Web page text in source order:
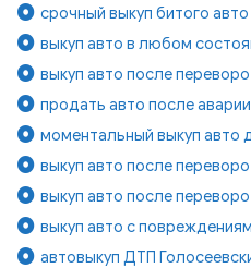
срочный выкуп битого
выкуп авто в любом
выкуп авто после
продать авто после
моментальный выкуп авто
выкуп авто после
выкуп авто после
выкуп авто с
автовыкуп ДТП